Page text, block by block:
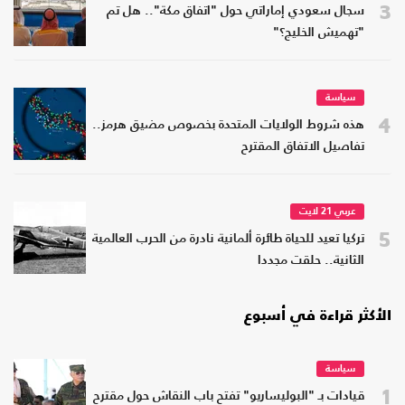
3
سجال سعودي إماراتي حول "اتفاق مكة".. هل تم
"تهميش الخليج؟"
4
سياسة
هذه شروط الولايات المتحدة بخصوص مضيق هرمز..
تفاصيل الاتفاق المقترح
5
عربي 21 لايت
تركيا تعيد للحياة طائرة ألمانية نادرة من الحرب العالمية
الثانية.. حلقت مجددا
الأكثر قراءة في أسبوع
1
سياسة
قيادات بـ "البوليساريو" تفتح باب النقاش حول مقترح